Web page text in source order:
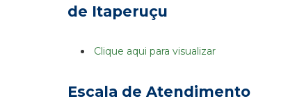
de Itaperuçu
Clique aqui para visualizar
Escala de Atendimento